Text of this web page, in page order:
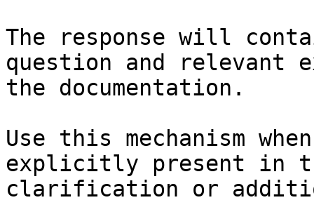
The response will
question and relevant
the documentation.
Use this mechanism
explicitly present in
clarification or